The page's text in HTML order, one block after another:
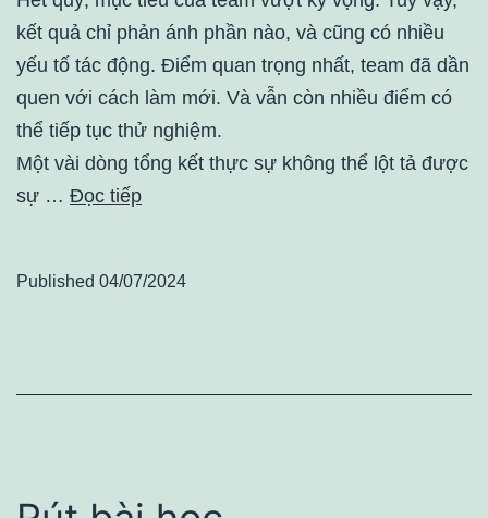
kết quả chỉ phản ánh phần nào, và cũng có nhiều
yếu tố tác động. Điểm quan trọng nhất, team đã dần
quen với cách làm mới. Và vẫn còn nhiều điểm có
thể tiếp tục thử nghiệm.
Một vài dòng tổng kết thực sự không thể lột tả được
sự … Đọc tiếp
Published 04/07/2024